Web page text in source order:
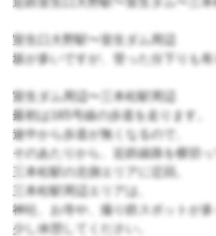
室生口大野駅〜室生ダム周辺
坂が多いですが、登った分下りも有
室生ダム周辺〜三本松駅周辺
最初は165号線の歩道を走ります。
途中から歩道が無くなるので、
そのあたりから、近鉄線路を横切っ
三本松駅の北側エリアに迂回。
三本松駅周辺エリアは、
神社、お寺や、撮り鉄スポットが多
少し休憩してください。